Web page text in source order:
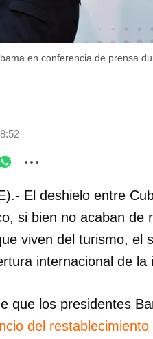
en conferencia de prensa
El deshielo entre
si bien no acaban
viven del turismo, el
internacional de la
que los presidentes
del